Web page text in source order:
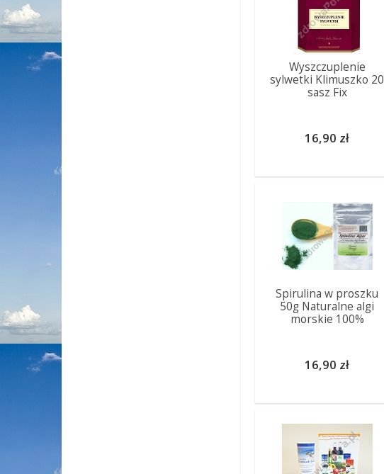
Wyszczuplenie
sylwetki Klimuszko 20
sasz Fix
16,90 zł
Spirulina w proszku
50g Naturalne algi
morskie 100%
16,90 zł